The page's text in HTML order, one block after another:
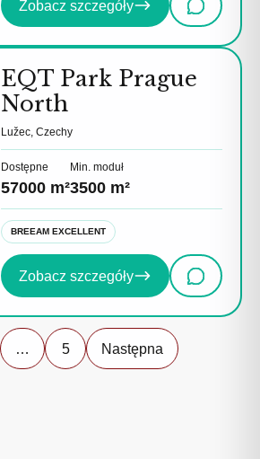
Zobacz szczegóły
EQT Park Prague
North
Lužec, Czechy
Dostępne
57000 m²
Min. moduł
3500 m²
BREEAM EXCELLENT
Zobacz szczegóły
… 5 Następna